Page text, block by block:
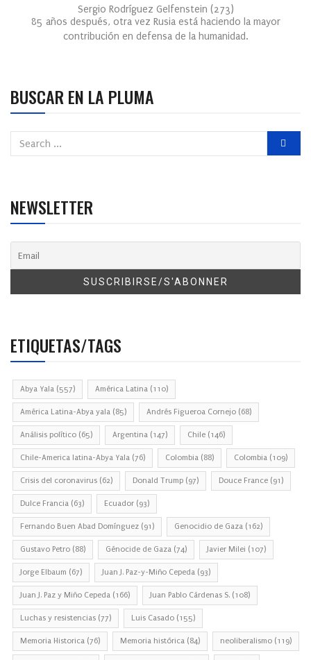
Sergio Rodríguez Gelfenstein (273)
85 años después, otra vez Rusia está haciendo la mayor
contribución en defensa de la humanidad.
BUSCAR EN LA PLUMA
NEWSLETTER
ETIQUETAS/TAGS
Abya Yala (557) América Latina (110)
América Latina-Abya yala (85) Andrés Figueroa Cornejo (68)
Análisis político (65) Argentina (147) Chile (146)
Chile-America latina-Abya Yala (76) Colombia (88) Colombia (109)
Crisis del coronavirus (62) Donald Trump (97) Douce France (91)
Dulce Francia (63) Ecuador (93)
Fernando Buen Abad Domínguez (91) Genocidio de Gaza (162)
Gustavo Petro (88) Génocide de Gaza (74) Javier Milei (107)
Jorge Elbaum (67) Juan J. Paz-y-Miño Cepeda (93)
Juan J. Paz y Miño Cepeda (166) Juan Pablo Cárdenas S. (108)
Luchas y resistencias (77) Luis Casado (155)
Memoria Historica (76) Memoria histórica (84) neoliberalismo (119)